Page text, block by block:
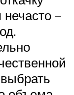
нечасто –